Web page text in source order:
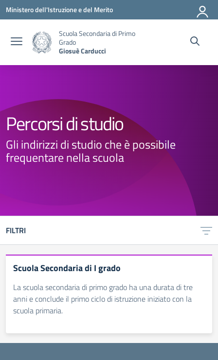
Vai ai contenuti
Vai al menu di navigazione
Vai al footer
Ministero dell'Istruzione e del Merito
Scuola Secondaria di Primo
Grado
Giosuè Carducci
Percorsi di studio
Gli indirizzi di studio che è possibile
frequentare nella scuola
FILTRI
Scuola Secondaria di I grado
La scuola secondaria di primo grado ha una durata di tre
anni e conclude il primo ciclo di istruzione iniziato con la
scuola primaria.